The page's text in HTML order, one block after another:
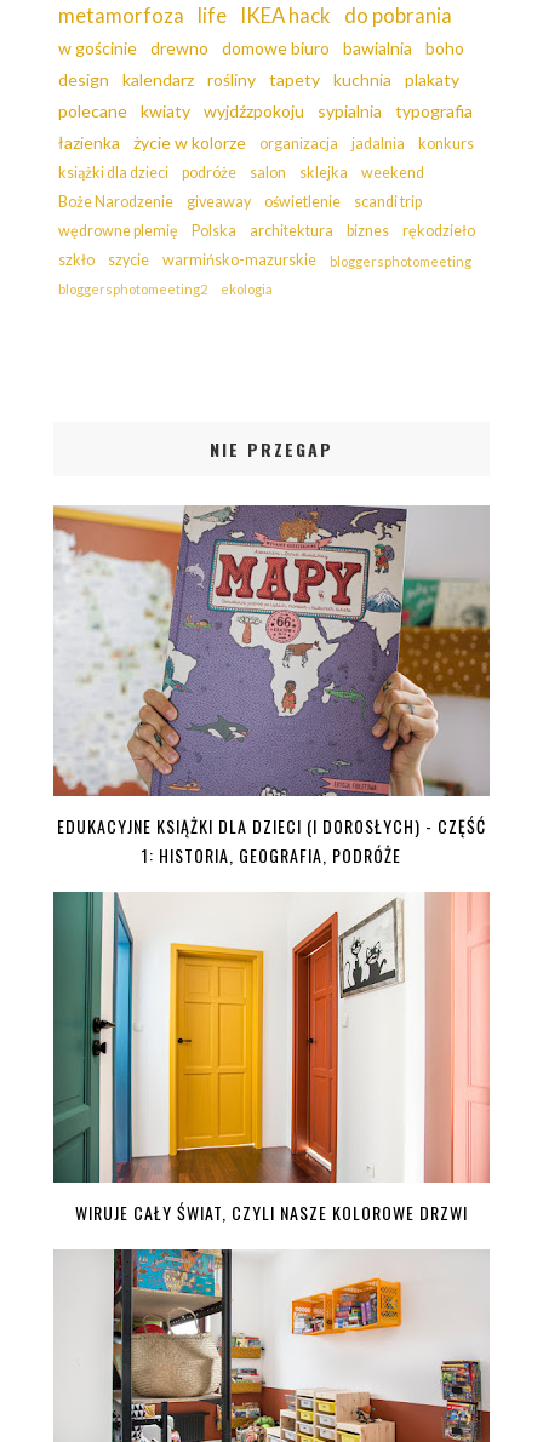
metamorfoza
life IKEA hack do pobrania
w gościnie drewno domowe biuro bawialnia
boho
design
kalendarz rośliny tapety kuchnia
plakaty
polecane
kwiaty wyjdźzpokoju sypialnia
typografia
łazienka
życie w kolorze organizacja jadalnia
konkurs
książki dla dzieci
podróże salon sklejka
weekend
Boże Narodzenie
giveaway oświetlenie
scandi trip
wędrowne plemię
Polska architektura biznes
rękodzieło
szkło
szycie warmińsko-mazurskie
bloggersphotomeeting
bloggersphotomeeting2
ekologia
NIE PRZEGAP
EDUKACYJNE KSIĄŻKI DLA DZIECI (I DOROSŁYCH) - CZĘŚĆ
1: HISTORIA, GEOGRAFIA, PODRÓŻE
WIRUJE CAŁY ŚWIAT, CZYLI NASZE KOLOROWE DRZWI